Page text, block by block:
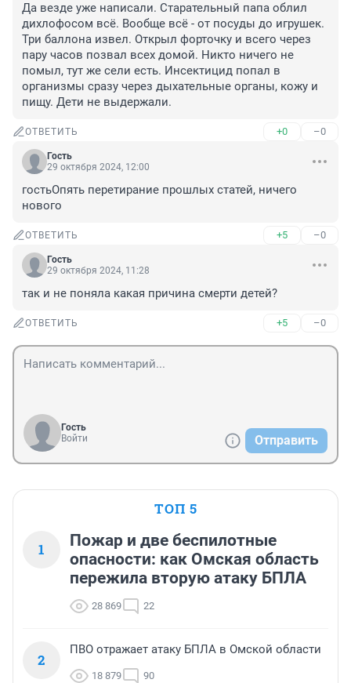
Да везде уже написали. Старательный папа облил
дихлофосом всё. Вообще всё - от посуды до игрушек.
Три баллона извел. Открыл форточку и всего через
пару часов позвал всех домой. Никто ничего не
помыл, тут же сели есть. Инсектицид попал в
организмы сразу через дыхательные органы, кожу и
пищу. Дети не выдержали.
ОТВЕТИТЬ +0 –0
Гость
29 октября 2024, 12:00
гостьОпять перетирание прошлых статей, ничего
нового
ОТВЕТИТЬ +5 –0
Гость
29 октября 2024, 11:28
так и не поняла какая причина смерти детей?
ОТВЕТИТЬ +5 –0
Гость
Войти
Отправить
ТОП 5
1
Пожар и две беспилотные
опасности: как Омская область
пережила вторую атаку БПЛА
28 869 22
2
ПВО отражает атаку БПЛА в Омской области
18 879 90